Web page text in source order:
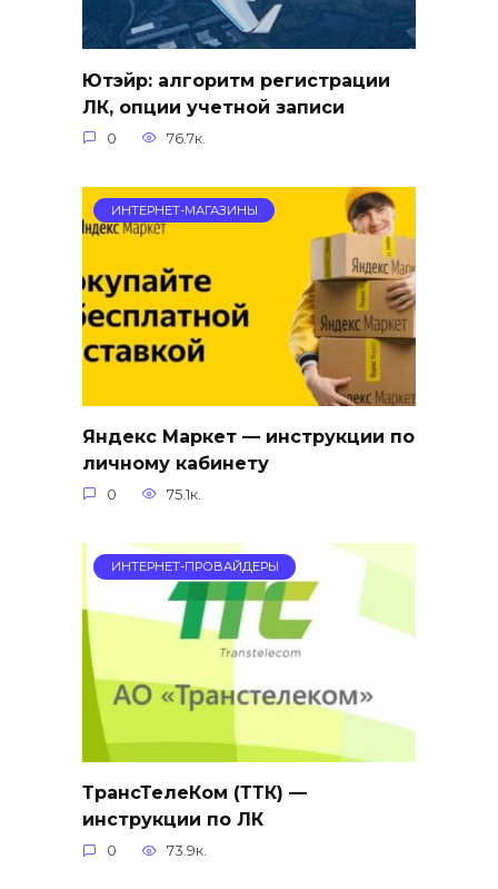
Ютэйр: алгоритм регистрации
ЛК, опции учетной записи
0 76.7к.
ИНТЕРНЕТ-МАГАЗИНЫ
Яндекс Маркет — инструкции по
личному кабинету
0 75.1к.
ИНТЕРНЕТ-ПРОВАЙДЕРЫ
ТрансТелеКом (ТТК) —
инструкции по ЛК
0 73.9к.